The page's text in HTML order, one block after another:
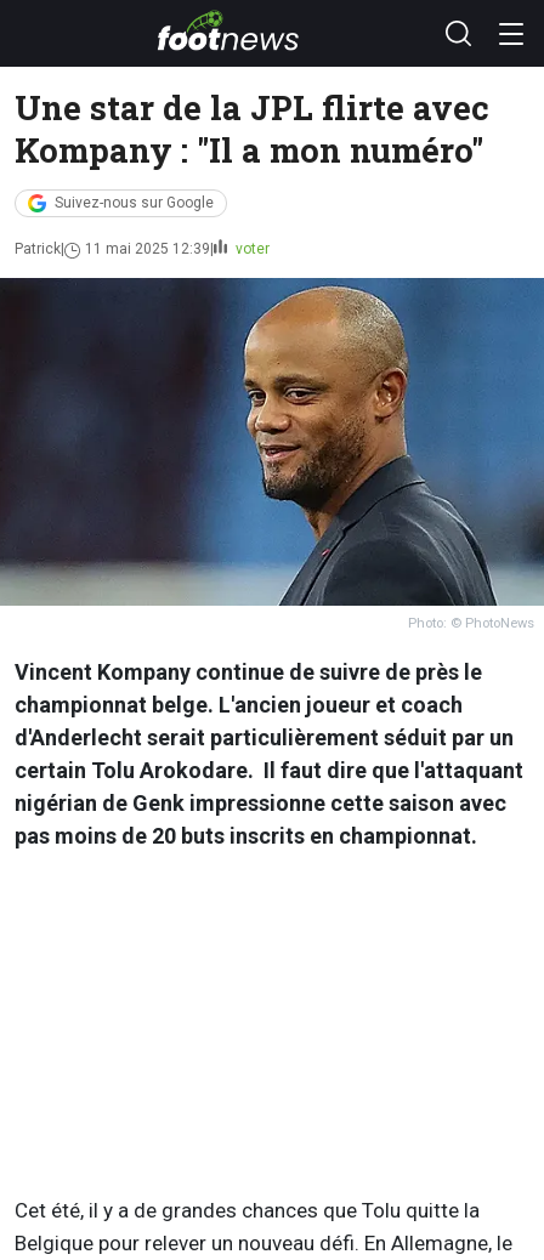
Une star de la JPL flirte avec
Kompany : "Il a mon numéro"
Suivez-nous sur Google
Patrick 11 mai 2025 12:39 voter
Photo: © PhotoNews
Vincent Kompany continue de suivre de près le
championnat belge. L'ancien joueur et coach
d'Anderlecht serait particulièrement séduit par un
certain Tolu Arokodare. Il faut dire que l'attaquant
nigérian de Genk impressionne cette saison avec
pas moins de 20 buts inscrits en championnat.
Cet été, il y a de grandes chances que Tolu quitte la
Belgique pour relever un nouveau défi. En Allemagne, le